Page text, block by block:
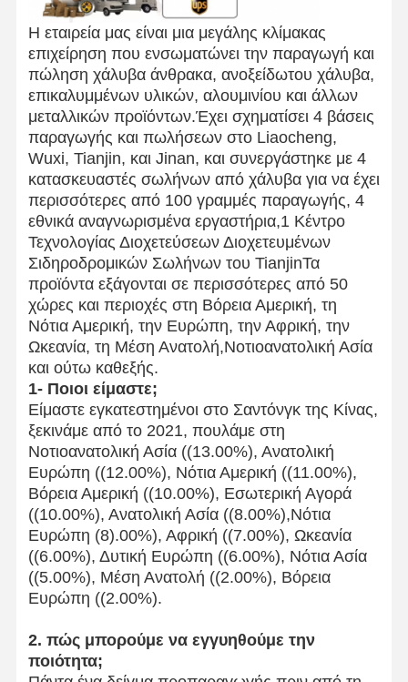
Η εταιρεία μας είναι μια μεγάλης κλίμακας
επιχείρηση που ενσωματώνει την παραγωγή και
πώληση χάλυβα άνθρακα, ανοξείδωτου χάλυβα,
επικαλυμμένων υλικών, αλουμινίου και άλλων
μεταλλικών προϊόντων.Έχει σχηματίσει 4 βάσεις
παραγωγής και πωλήσεων στο Liaocheng,
Wuxi, Tianjin, και Jinan, και συνεργάστηκε με 4
κατασκευαστές σωλήνων από χάλυβα για να έχει
περισσότερες από 100 γραμμές παραγωγής, 4
εθνικά αναγνωρισμένα εργαστήρια,1 Κέντρο
Τεχνολογίας Διοχετεύσεων Διοχετευμένων
Σιδηροδρομικών Σωλήνων του TianjinΤα
προϊόντα εξάγονται σε περισσότερες από 50
χώρες και περιοχές στη Βόρεια Αμερική, τη
Νότια Αμερική, την Ευρώπη, την Αφρική, την
Ωκεανία, τη Μέση Ανατολή,Νοτιοανατολική Ασία
και ούτω καθεξής.
1- Ποιοι είμαστε;
Είμαστε εγκατεστημένοι στο Σαντόνγκ της Κίνας,
ξεκινάμε από το 2021, πουλάμε στη
Νοτιοανατολική Ασία ((13.00%), Ανατολική
Ευρώπη ((12.00%), Νότια Αμερική ((11.00%),
Βόρεια Αμερική ((10.00%), Εσωτερική Αγορά
((10.00%), Ανατολική Ασία ((8.00%),Νότια
Ευρώπη (8).00%), Αφρική ((7.00%), Ωκεανία
((6.00%), Δυτική Ευρώπη ((6.00%), Νότια Ασία
((5.00%), Μέση Ανατολή ((2.00%), Βόρεια
Ευρώπη ((2.00%).
2. πώς μπορούμε να εγγυηθούμε την
ποιότητα;